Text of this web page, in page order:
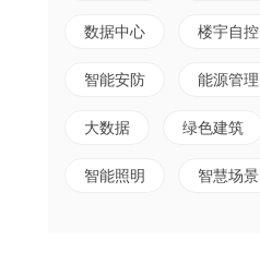
数据中心 楼宇自控
智能安防 能源管理
大数据 绿色建筑
智能照明 智慧场景